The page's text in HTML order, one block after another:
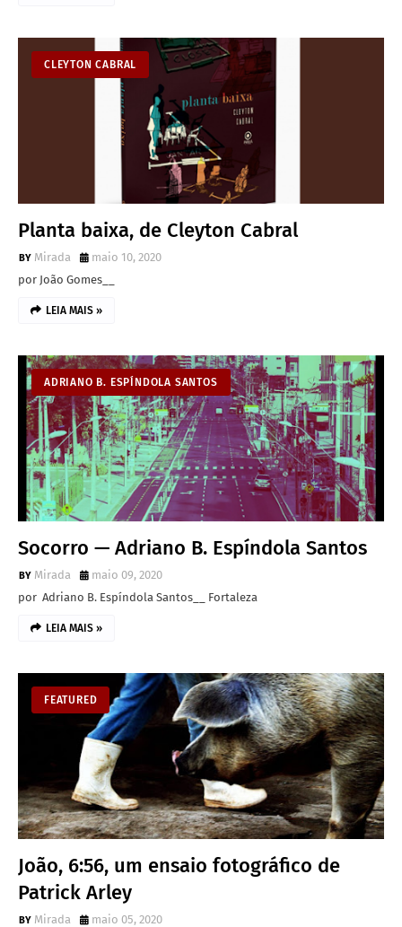
CLEYTON CABRAL
Planta baixa, de Cleyton Cabral
Mirada
maio 10, 2020
por João Gomes__
LEIA MAIS »
ADRIANO B. ESPÍNDOLA SANTOS
Socorro — Adriano B. Espíndola Santos
Mirada
maio 09, 2020
por Adriano B. Espíndola Santos__ Fortaleza
LEIA MAIS »
FEATURED
João, 6:56, um ensaio fotográfico de
Patrick Arley
Mirada
maio 05, 2020